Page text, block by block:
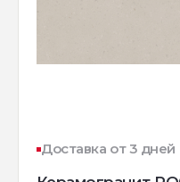
Доставка от 3 дней